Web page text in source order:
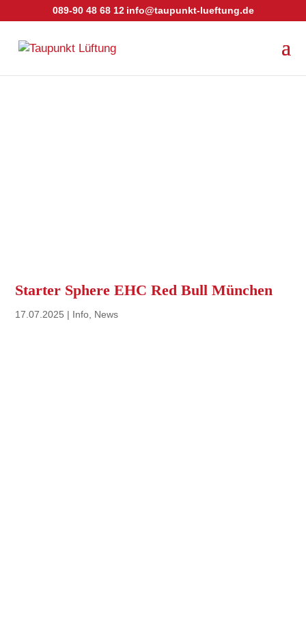
089-90 48 68 12 info@taupunkt-lueftung.de
Starter Sphere EHC Red Bull München
17.07.2025 | Info News